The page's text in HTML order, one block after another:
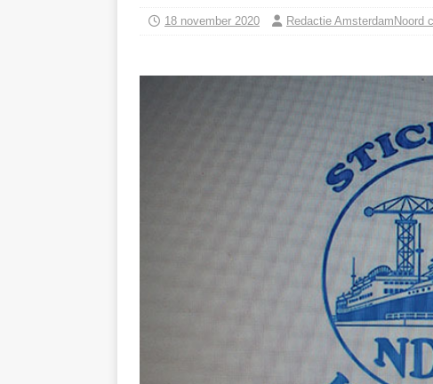
18 november 2020 Redactie AmsterdamNoord